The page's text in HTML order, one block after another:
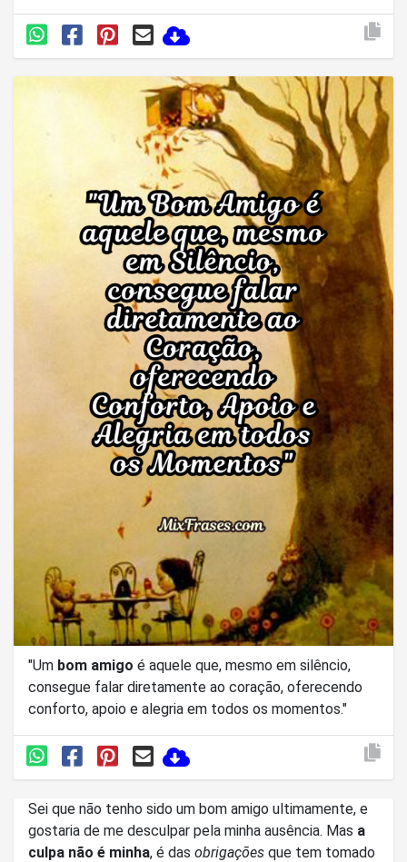
"Um bom amigo é aquele que, mesmo em silêncio,
consegue falar diretamente ao coração, oferecendo
conforto, apoio e alegria em todos os momentos."
Sei que não tenho sido um bom amigo ultimamente, e
gostaria de me desculpar pela minha ausência. Mas a
culpa não é minha, é das obrigações que tem tomado